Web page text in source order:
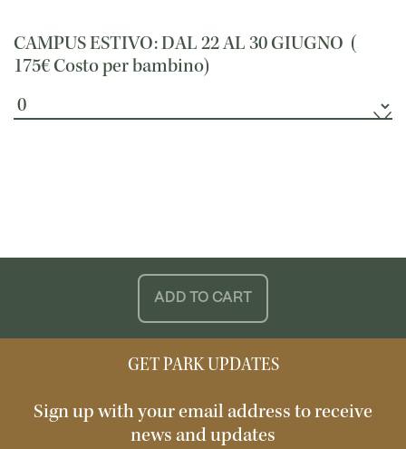
CAMPUS ESTIVO: DAL 22 AL 30 GIUGNO (
175€Costo per bambino)
ADD TO CART
GET PARK UPDATES
Sign up with your email address to receive
news and updates